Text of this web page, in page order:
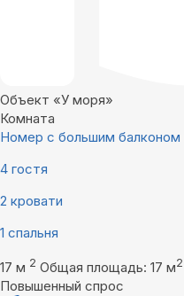
Объект «У моря»
Комната
Номер с большим балконом
4 гостя
2 кровати
1 спальня
17 м 2 Общая площадь: 17 м2
Повышенный спрос